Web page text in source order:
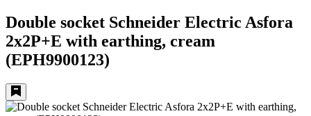
Double socket Schneider Electric Asfora
2x2P+E with earthing, cream
(EPH9900123)